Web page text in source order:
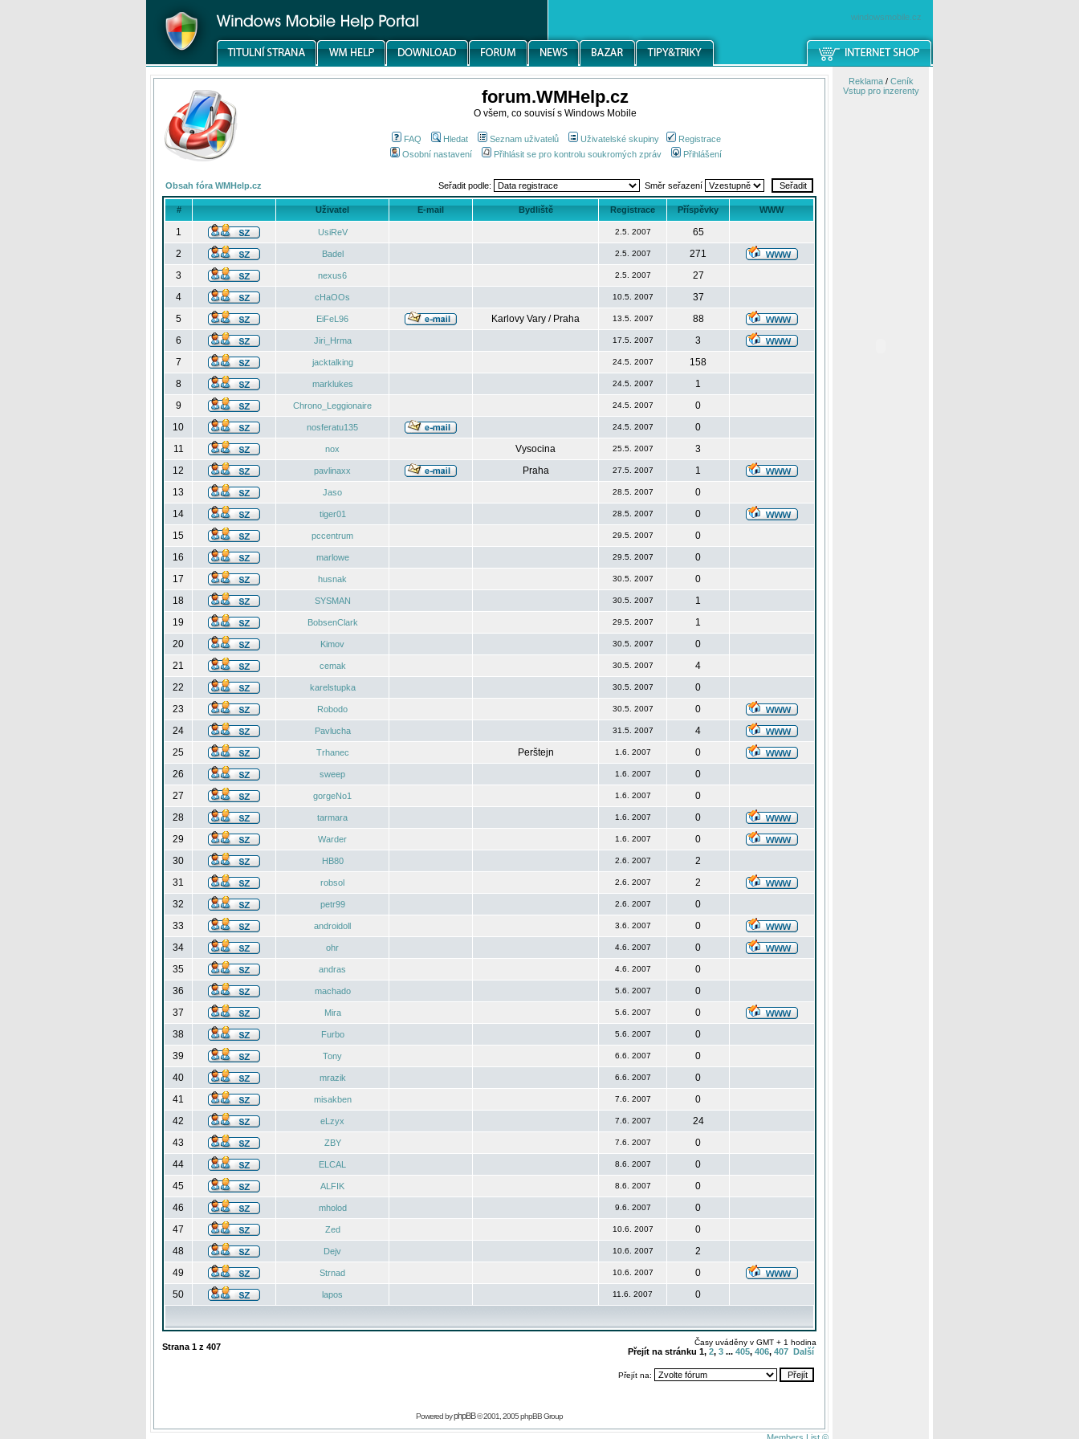
windowsmobile.cz
forum.WMHelp.cz
O všem, co souvisí s Windows Mobile
FAQ Hledat Seznam uživatelů Uživatelské skupiny
Registrace
Osobní nastavení
Přihlásit se pro kontrolu soukromých zpráv Přihlášení
Obsah fóra WMHelp.cz Seřadit podle: Směr seřazení
# Uživatel E-mail Bydliště Registrace Příspěvky WWW
1 UsiReV 2.5. 2007
65
2
Badel 2.5. 2007
271
3
nexus6 2.5. 2007
27
4
cHaOOs 10.5. 2007
37
5
EiFeL96 Karlovy Vary / Praha 13.5. 2007
88
6
Jiri_Hrma 17.5. 2007
3
7
jacktalking 24.5. 2007
158
8
marklukes 24.5. 2007
1
9
Chrono_Leggionaire 24.5. 2007
0
10
nosferatu135 24.5. 2007
0
11
nox Vysocina 25.5. 2007
3
12
pavlinaxx Praha 27.5. 2007
1
13
Jaso 28.5. 2007
0
14
tiger01 28.5. 2007
0
15
pccentrum 29.5. 2007
0
16
marlowe 29.5. 2007
0
17
husnak 30.5. 2007
0
18
SYSMAN 30.5. 2007
1
19
BobsenClark 29.5. 2007
1
20
Kimov 30.5. 2007
0
21
cemak 30.5. 2007
4
22
karelstupka 30.5. 2007
0
23
Robodo 30.5. 2007
0
24
Pavlucha 31.5. 2007
4
25
Trhanec Perštejn 1.6. 2007
0
26
sweep 1.6. 2007
0
27
gorgeNo1 1.6. 2007
0
28
tarmara 1.6. 2007
0
29
Warder 1.6. 2007
0
30
HB80 2.6. 2007
2
31
robsol 2.6. 2007
2
32
petr99 2.6. 2007
0
33
androidoll 3.6. 2007
0
34
ohr 4.6. 2007
0
35
andras 4.6. 2007
0
36
machado 5.6. 2007
0
37
Mira 5.6. 2007
0
38
Furbo 5.6. 2007
0
39
Tony 6.6. 2007
0
40
mrazik 6.6. 2007
0
41
misakben 7.6. 2007
0
42
eLzyx 7.6. 2007
24
43
ZBY 7.6. 2007
0
44
ELCAL 8.6. 2007
0
45
ALFIK 8.6. 2007
0
46
mholod 9.6. 2007
0
47
Zed 10.6. 2007
0
48
Dejv 10.6. 2007
2
49
Strnad 10.6. 2007
0
50
lapos 11.6. 2007 0
Strana 1 z 407 Časy uváděny v GMT + 1 hodina
Přejít na stránku 1, 2, 3 ... 405, 406, 407 Další
Přejít na:
Powered byphpBB© 2001, 2005 phpBB Group
Reklama/ Ceník
Vstup pro inzerenty